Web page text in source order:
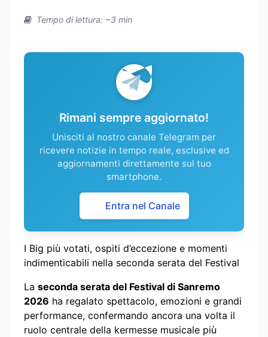
Tempo di lettura: ~3 min
Rimani sempre aggiornato!
Unisciti al nostro canale Telegram per
ricevere notizie in tempo reale, esclusive ed
aggiornamenti direttamente sul tuo
smartphone.
Entra nel Canale
I Big più votati, ospiti d’eccezione e momenti
indimenticabili nella seconda serata del Festival
La seconda serata del Festival di Sanremo
2026 ha regalato spettacolo, emozioni e grandi
performance, confermando ancora una volta il
ruolo centrale della kermesse musicale più